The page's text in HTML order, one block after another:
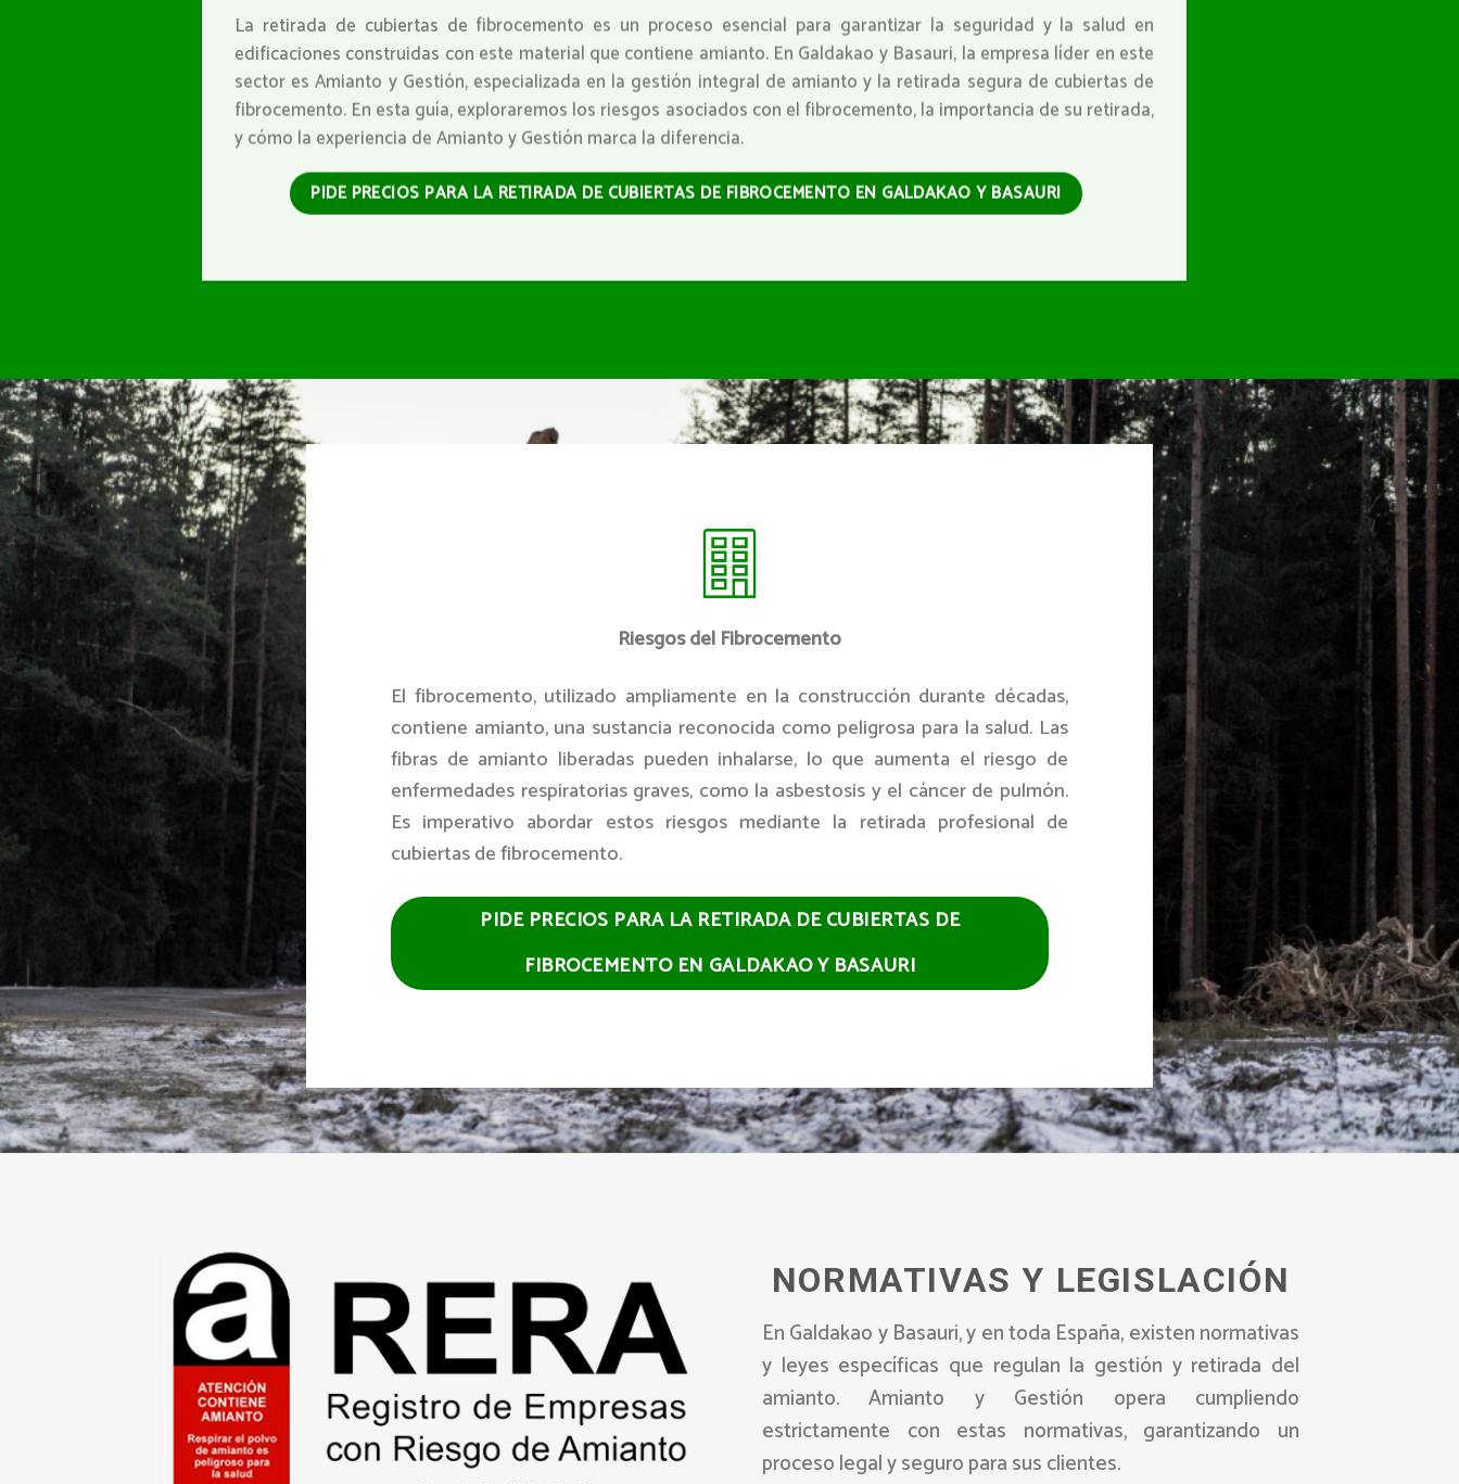
La retirada de cubiertas de fibrocemento es un proceso esencial para garantizar la seguridad y la salud en
edificaciones construidas con este material que contiene amianto. En Galdakao y Basauri, la empresa líder en este
sector es Amianto y Gestión, especializada en la gestión integral de amianto y la retirada segura de cubiertas de
fibrocemento. En esta guía, exploraremos los riesgos asociados con el fibrocemento, la importancia de su retirada,
y cómo la experiencia de Amianto y Gestión marca la diferencia.
PIDE PRECIOS PARA LA RETIRADA DE CUBIERTAS DE FIBROCEMENTO EN GALDAKAO Y BASAURI
Riesgos del Fibrocemento
El fibrocemento, utilizado ampliamente en la construcción durante décadas,
contiene amianto, una sustancia reconocida como peligrosa para la salud. Las
fibras de amianto liberadas pueden inhalarse, lo que aumenta el riesgo de
enfermedades respiratorias graves, como la asbestosis y el cáncer de pulmón.
Es imperativo abordar estos riesgos mediante la retirada profesional de
cubiertas de fibrocemento.
PIDE PRECIOS PARA LA RETIRADA DE CUBIERTAS DE
FIBROCEMENTO EN GALDAKAO Y BASAURI
NORMATIVAS Y LEGISLACIÓN
En Galdakao y Basauri, y en toda España, existen normativas
y leyes específicas que regulan la gestión y retirada del
amianto. Amianto y Gestión opera cumpliendo
estrictamente con estas normativas, garantizando un
proceso legal y seguro para sus clientes.